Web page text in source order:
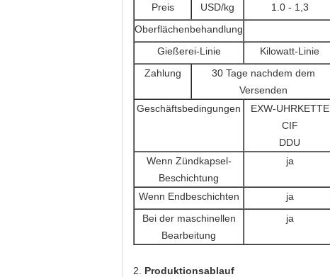
Preis
USD/kg 1.0 - 1,3
Oberflächenbehandlung
Gießerei-Linie
Kilowatt-Linie
Zahlung
30 Tage nachdem dem
Versenden
Geschäftsbedingungen
EXW-UHRKETTE
CIF
DDU
Wenn Zündkapsel-
Beschichtung
ja
Wenn Endbeschichten
ja
Bei der maschinellen
Bearbeitung
ja
2. Produktionsablauf